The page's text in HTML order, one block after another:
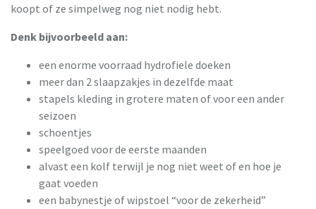
koopt of ze simpelweg nog niet nodig hebt.
Denk bijvoorbeeld aan:
een enorme voorraad hydrofiele doeken
meer dan 2 slaapzakjes in dezelfde maat
stapels kleding in grotere maten of voor een ander
seizoen
schoentjes
speelgoed voor de eerste maanden
alvast een kolf terwijl je nog niet weet of en hoe je
gaat voeden
een babynestje of wipstoel “voor de zekerheid”